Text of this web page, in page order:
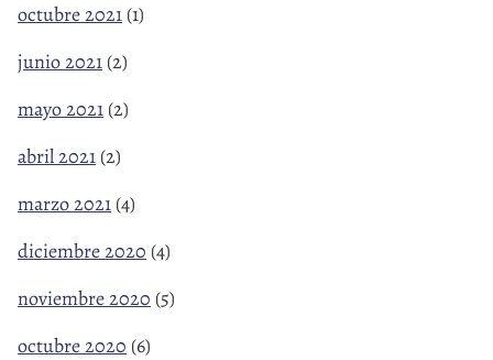
octubre 2021 (1)
junio 2021 (2)
mayo 2021 (2)
abril 2021 (2)
marzo 2021 (4)
diciembre 2020 (4)
noviembre 2020 (5)
octubre 2020 (6)